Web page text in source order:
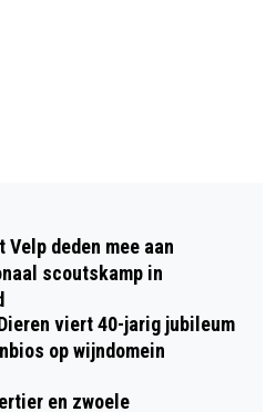
VOOR
GROOT SUCCES
Velp deden mee aan
scoutskamp in
viert 40-jarig jubileum
op wijndomein
en zwoele